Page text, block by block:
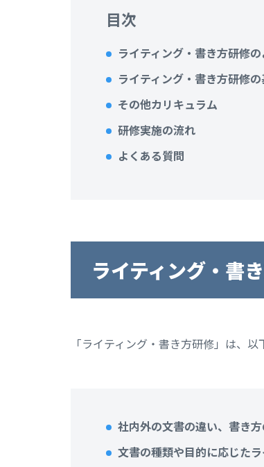
目次
ライティング・書き方研修
ライティング・書き方研修
その他カリキュラム
研修実施の流れ
よくある質問
ライティング・書
「ライティング・書き方研修」は、
社内外の文書の違い、書き
文書の種類や目的に応じた